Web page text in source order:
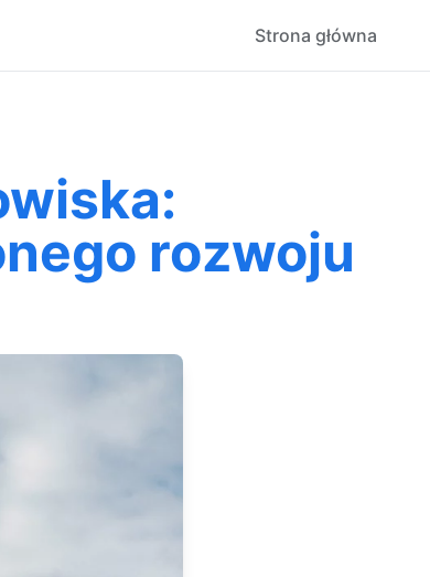
Strona główna
rozwoju